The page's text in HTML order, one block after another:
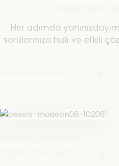
Her adımda
sorularınıza hızlı ve etkili